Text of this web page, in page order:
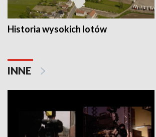
Historia wysokich lotów
INNE